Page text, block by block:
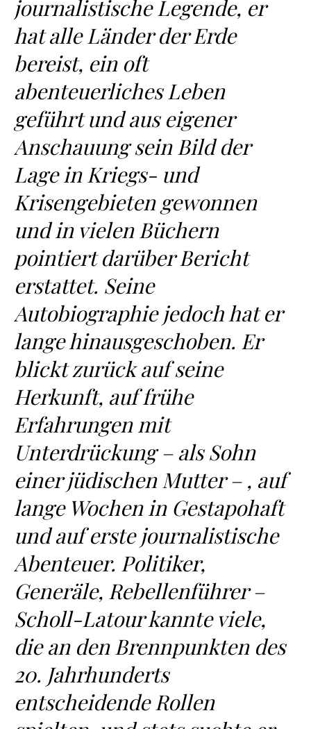
journalistische Legende, er
hat alle Länder der Erde
bereist, ein oft
abenteuerliches Leben
geführt und aus eigener
Anschauung sein Bild der
Lage in Kriegs- und
Krisengebieten gewonnen
und in vielen Büchern
pointiert darüber Bericht
erstattet. Seine
Autobiographie jedoch hat er
lange hinausgeschoben. Er
blickt zurück auf seine
Herkunft, auf frühe
Erfahrungen mit
Unterdrückung – als Sohn
einer jüdischen Mutter – , auf
lange Wochen in Gestapohaft
und auf erste journalistische
Abenteuer. Politiker,
Generäle, Rebellenführer –
Scholl-Latour kannte viele,
die an den Brennpunkten des
20. Jahrhunderts
entscheidende Rollen